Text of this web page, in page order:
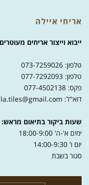
אריחי איילה
ייבוא וייצור אריחים
טלפון: 073-7259026
טלפון: 077-7292093
פקס: 077-4502138
דוא"ל: ayala.tiles@gmail.com
שעות ביקור בתיאום מראש:
ימים א'-ה' 18:00-9:00
יום ו' 14:00-9:30
סגור בשבת